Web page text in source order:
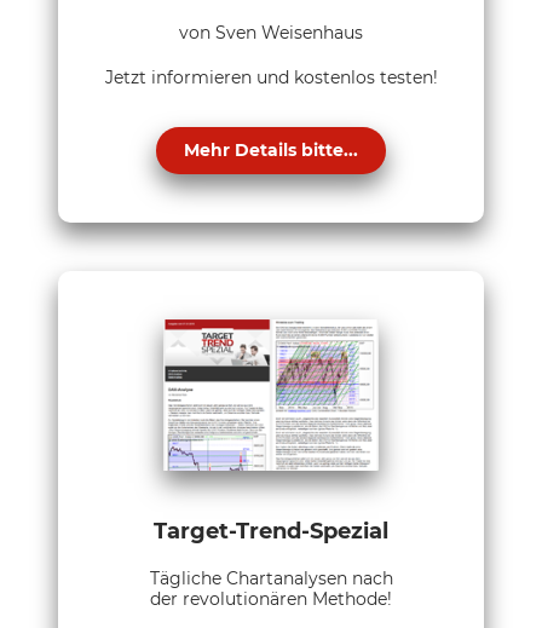
von Sven Weisenhaus
Jetzt informieren und kostenlos testen!
Mehr Details bitte...
Target-Trend-Spezial
Tägliche Chartanalysen nach
der revolutionären Methode!